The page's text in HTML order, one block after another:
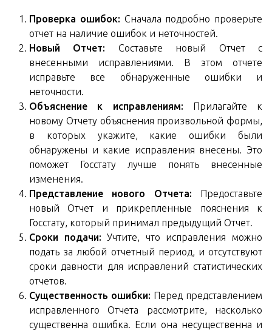
Проверка ошибок: Сначала подробно проверьте
отчет на наличие ошибок и неточностей.
Новый Отчет: Составьте новый Отчет с
внесенными исправлениями. В этом отчете
исправьте все обнаруженные ошибки и
неточности.
Объяснение к исправлениям: Прилагайте к
новому Отчету объяснения произвольной формы,
в которых укажите, какие ошибки были
обнаружены и какие исправления внесены. Это
поможет Госстату лучше понять внесенные
изменения.
Представление нового Отчета: Предоставьте
новый Отчет и прикрепленные пояснения к
Госстату, который принимал предыдущий Отчет.
Сроки подачи: Учтите, что исправления можно
подать за любой отчетный период, и отсутствуют
сроки давности для исправлений статистических
отчетов.
Существенность ошибки: Перед представлением
исправленного Отчета рассмотрите, насколько
существенна ошибка. Если она несущественна и